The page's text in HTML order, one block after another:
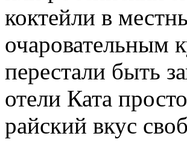
коктейли в
очаровательным
перестали быть
отели Ката
райский вкус